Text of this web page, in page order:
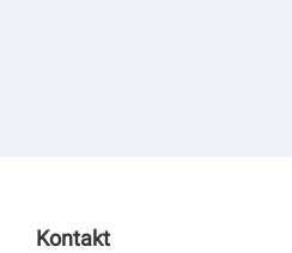
Kontakt